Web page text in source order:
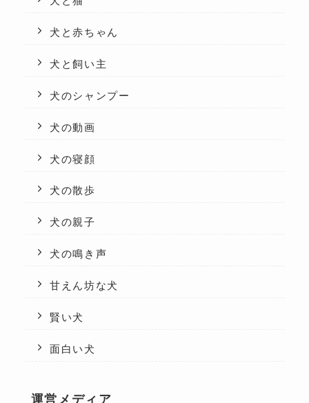
犬と赤ちゃん
犬と飼い主
犬のシャンプー
犬の動画
犬の寝顔
犬の散歩
犬の親子
犬の鳴き声
甘えん坊な犬
賢い犬
面白い犬
運営メディア